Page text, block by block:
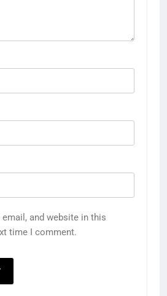
email, and website in this
time I comment.